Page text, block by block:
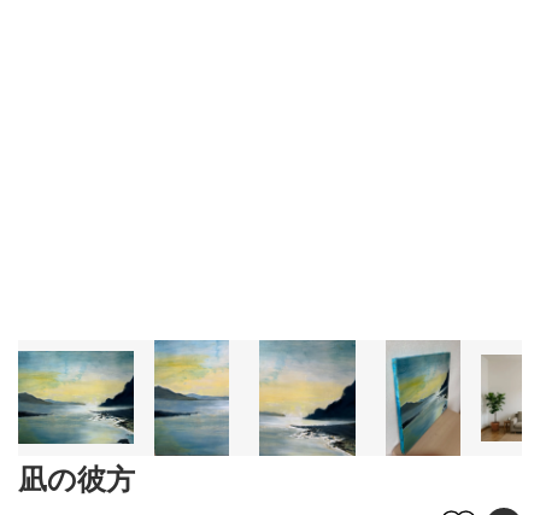
凪の彼方